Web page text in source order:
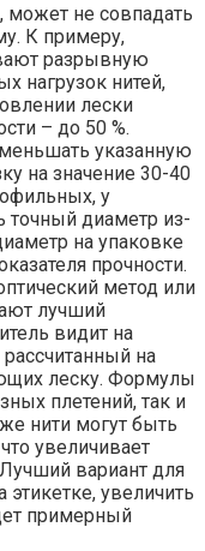
может не совпадать
К примеру,
разрывную
нагрузок нитей,
лески
– до 50 %.
указанную
на значение 30-40
у
точный диаметр из-
на упаковке
прочности.
метод или
лучший
видит на
на
леску. Формулы
плетений, так и
нити могут быть
увеличивает
вариант для
увеличить
примерный